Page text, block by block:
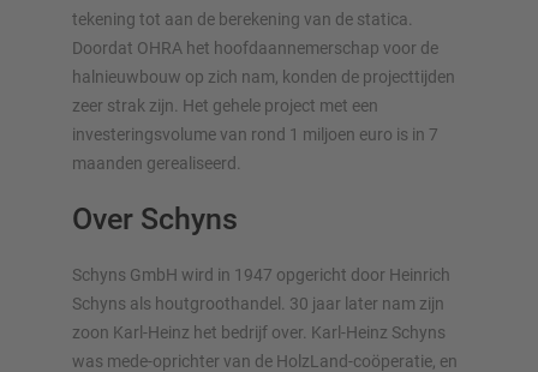
tekening tot aan de berekening van de statica.
Doordat OHRA het hoofdaannemerschap voor de
halnieuwbouw op zich nam, konden de projecttijden
zeer strak zijn. Het gehele project met een
investeringsvolume van rond 1 miljoen euro is in 7
maanden gerealiseerd.
Over Schyns
Schyns GmbH wird in 1947 opgericht door Heinrich
Schyns als houtgroothandel. 30 jaar later nam zijn
zoon Karl-Heinz het bedrijf over. Karl-Heinz Schyns
was mede-oprichter van de HolzLand-coöperatie, en